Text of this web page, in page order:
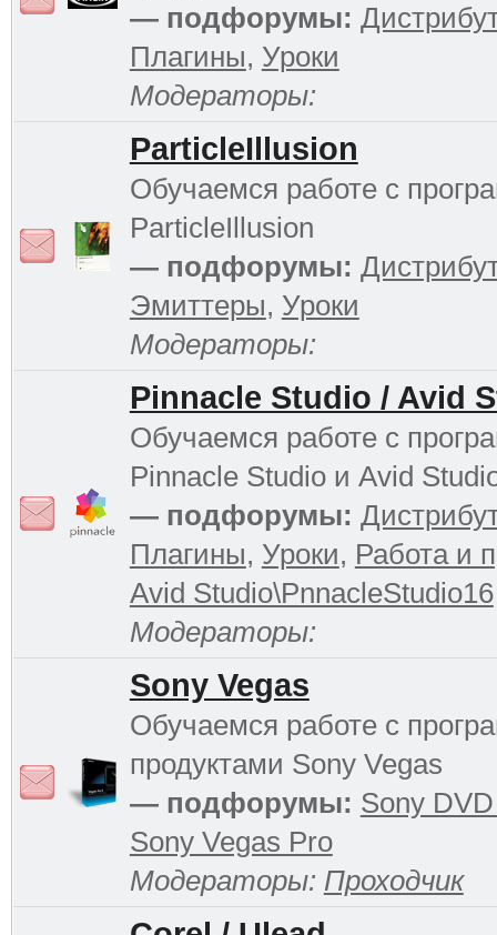
— подфорумы:
Плагины, Уроки
Модераторы:
ParticleIllusion
Обучаемся работе с
ParticleIllusion
— подфорумы:
Эмиттеры, Уроки
Модераторы:
Pinnacle Studio / Avid
Обучаемся работе с
Pinnacle Studio и Avid
— подфорумы:
Плагины, Уроки, Работа и
Avid Studio\PnnacleStudio16
Модераторы:
Sony Vegas
Обучаемся работе с
продуктами Sony Vegas
— подфорумы: Sony
Sony Vegas Pro
Модераторы: Проходчик